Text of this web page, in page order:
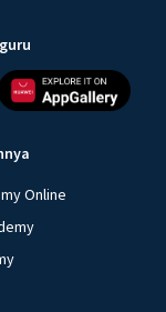
Online